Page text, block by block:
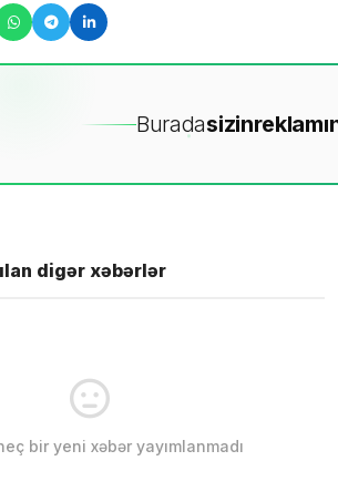
Buradasizin
digər xəbərlər
bir yeni xəbər yayımlanmadı